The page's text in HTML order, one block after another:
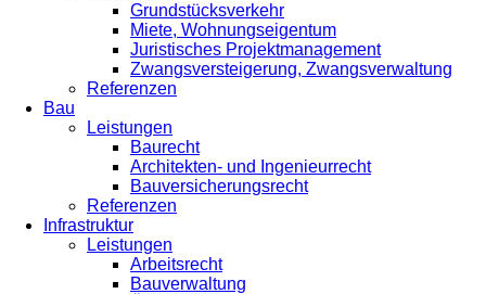
Grundstücksverkehr
Miete, Wohnungseigentum
Juristisches Projektmanagement
Zwangsversteigerung, Zwangsverwaltung
Referenzen
Bau
Leistungen
Baurecht
Architekten- und Ingenieurrecht
Bauversicherungsrecht
Referenzen
Infrastruktur
Leistungen
Arbeitsrecht
Bauverwaltung